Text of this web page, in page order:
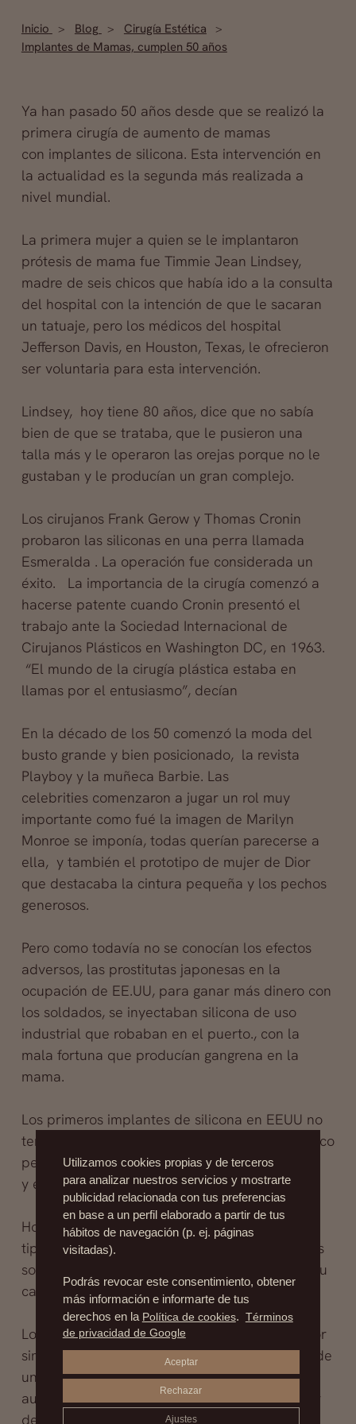
Inicio Blog
Cirugía Estética
Implantes de Mamas, cumplen 50 años
Ya han pasado 50 años desde que se realizó la
primera cirugía de aumento de mamas
con implantes de silicona. Esta intervención en
la actualidad es la segunda más realizada a
nivel mundial.
La primera mujer a quien se le implantaron
prótesis de mama fue Timmie Jean Lindsey,
madre de seis chicos que había ido a la consulta
del hospital con la intención de que le sacaran
un tatuaje, pero los médicos del hospital
Jefferson Davis, en Houston, Texas, le ofrecieron
ser voluntaria para esta intervención.
Lindsey, hoy tiene 80 años, dice que no sabía
bien de que se trataba, que le pusieron una
talla más y le operaron las orejas porque no le
gustaban y le producían un gran complejo.
Los cirujanos Frank Gerow y Thomas Cronin
probaron las siliconas en una perra llamada
Esmeralda . La operación fue considerada un
éxito. La importancia de la cirugía comenzó a
hacerse patente cuando Cronin presentó el
trabajo ante la Sociedad Internacional de
Cirujanos Plásticos en Washington DC, en 1963.
“El mundo de la cirugía plástica estaba en
llamas por el entusiasmo”, decían
En la décado de los 50 comenzó la moda del
busto grande y bien posicionado, la revista
Playboy y la muñeca Barbie. Las
celebrities comenzaron a jugar un rol muy
importante como fué la imagen de Marilyn
Monroe se imponía, todas querían parecerse a
ella, y también el prototipo de mujer de Dior
que destacaba la cintura pequeña y los pechos
generosos.
Pero como todavía no se conocían los efectos
adversos, las prostitutas japonesas en la
ocupación de EE.UU, para ganar más dinero con
los soldados, se inyectaban silicona de uso
industrial que robaban en el puerto., con la
mala fortuna que producían gangrena en la
mama.
Los primeros implantes de silicona en EEUU no
tenían ese problema porque eran de uso médico
pero sí producían algunas infecciones,
y encapsulamientos mamarios.
Hoy en día no suelen tener ni provocar ningún
tipo de reacción adversa porque los materiales
son infinitamente más confiables en cuánto a su
calidad, salvo excepciones.
Los implantes de silicona no solo se utilizan por
simple estética o embellecimiento, sino luego de
una mastectomía, devolviendo la seguridad y
autoestima a la mujer que ha padecido cáncer
de mama.
Utilizamos cookies propias y de terceros
para analizar nuestros servicios y mostrarte
publicidad relacionada con tus preferencias
en base a un perfil elaborado a partir de tus
hábitos de navegación (p. ej. páginas
visitadas).
Podrás revocar este consentimiento, obtener
más información e informarte de tus
derechos en la Política de cookies. Términos
de privacidad de Google
Aceptar
Rechazar
Ajustes